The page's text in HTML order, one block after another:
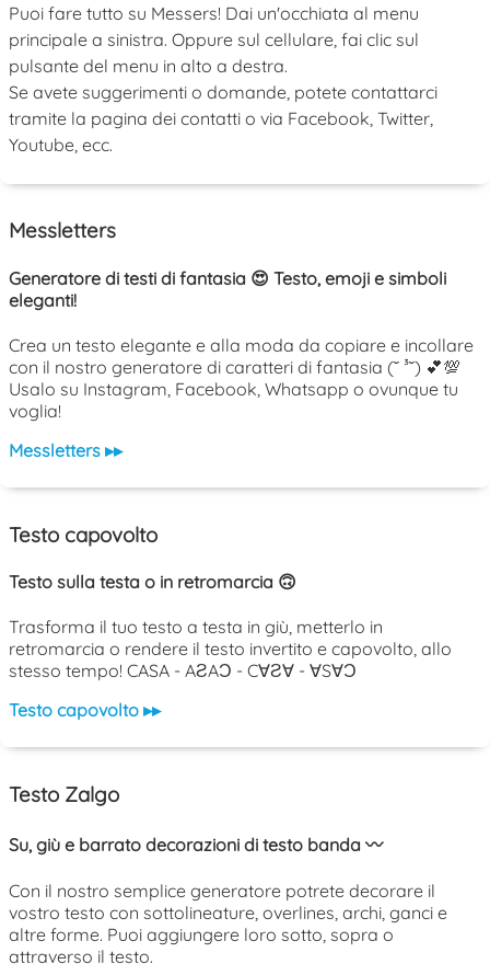
Puoi fare tutto su Messers! Dai un'occhiata al menu
principale a sinistra. Oppure sul cellulare, fai clic sul
pulsante del menu in alto a destra.
Se avete suggerimenti o domande, potete contattarci
tramite la pagina dei contatti o via Facebook, Twitter,
Youtube, ecc.
Messletters
Generatore di testi di fantasia 😍 Testo, emoji e simboli
eleganti!
Crea un testo elegante e alla moda da copiare e incollare
con il nostro generatore di caratteri di fantasia (˘ ³˘) 💕💯
Usalo su Instagram, Facebook, Whatsapp o ovunque tu
voglia!
Messletters ▸▸
Testo capovolto
Testo sulla testa o in retromarcia 🙃
Trasforma il tuo testo a testa in giù, metterlo in
retromarcia o rendere il testo invertito e capovolto, allo
stesso tempo! CASA - AƧAƆ - C∀Ƨ∀ - ∀S∀Ɔ
Testo capovolto ▸▸
Testo Zalgo
Su, giù e barrato decorazioni di testo banda 〰️
Con il nostro semplice generatore potrete decorare il
vostro testo con sottolineature, overlines, archi, ganci e
altre forme. Puoi aggiungere loro sotto, sopra o
attraverso il testo.